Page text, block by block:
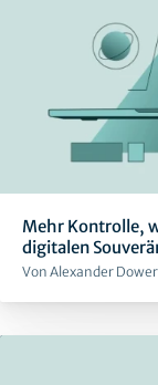
Mehr Kontrolle,
digitalen
Von Alexander